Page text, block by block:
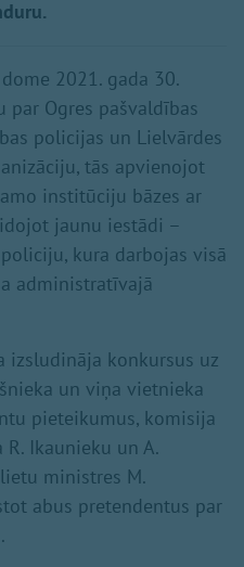
2021. gada 30.
par Ogres pašvaldības
policijas un Lielvārdes
tās apvienojot
institūciju bāzes ar
jaunu iestādi –
kura darbojas visā
administratīvajā
izsludināja konkursus uz
un viņa vietnieka
pieteikumus, komisija
Ikaunieku un A.
ministres M.
abus pretendentus par